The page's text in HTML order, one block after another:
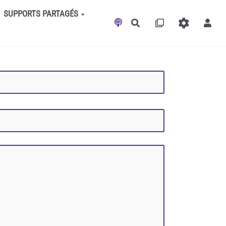
SUPPORTS PARTAGÉS
Rechercher